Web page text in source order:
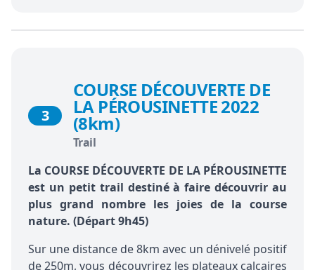
3
COURSE DÉCOUVERTE DE
LA PÉROUSINETTE 2022
(8km)
Trail
La COURSE DÉCOUVERTE DE LA PÉROUSINETTE
est un petit trail destiné à faire découvrir au
plus grand nombre les joies de la course
nature. (Départ 9h45)
Sur une distance de 8km avec un dénivelé positif
de 250m, vous découvrirez les plateaux calcaires